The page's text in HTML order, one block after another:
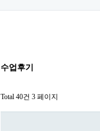
수업후기
Total 40건 3 페이지